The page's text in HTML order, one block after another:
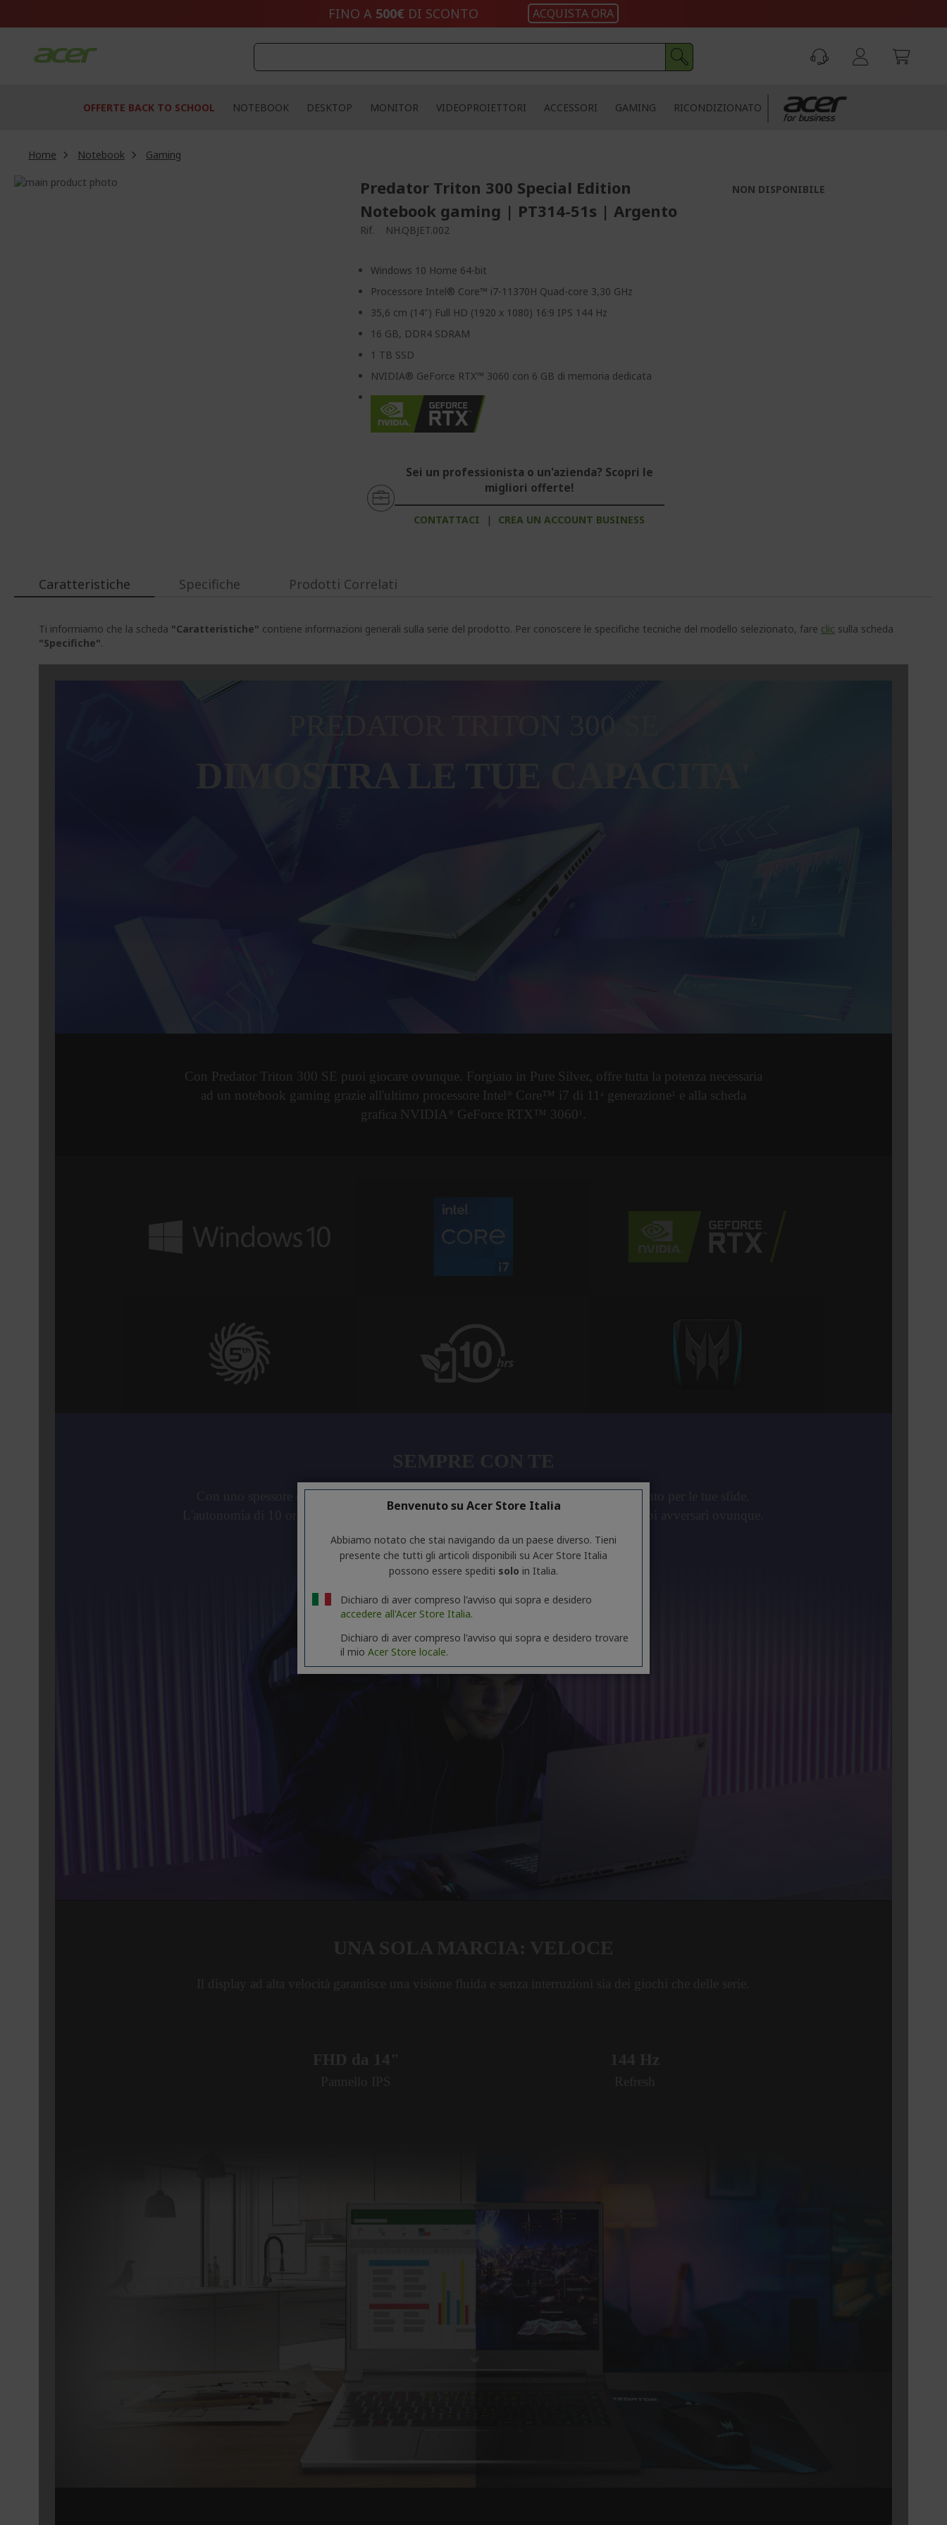
FINO A 500€ DI SCONTO ACQUISTA ORA
OFFERTE BACK TO SCHOOL NOTEBOOK DESKTOP MONITOR VIDEOPROIETTORI ACCESSORI GAMING RICONDIZIONATO
Home Notebook
Gaming
Vai
Predator Triton 300 Special Edition
Notebook gaming | PT314-51s | Argento
Rif. NH.QBJET.002
Windows 10 Home 64-bit
Processore Intel® Core™ i7-11370H Quad-core 3,30 GHz
35,6 cm (14") Full HD (1920 x 1080) 16:9 IPS 144 Hz
16 GB, DDR4 SDRAM
1 TB SSD
NVIDIA® GeForce RTX™ 3060 con 6 GB di memoria dedicata
Sei un professionista o un'azienda? Scopri le
migliori offerte!
CONTATTACI | CREA UN ACCOUNT BUSINESS
NON DISPONIBILE
Caratteristiche
Ti informiamo che la scheda "Caratteristiche" contiene informazioni generali sulla serie del prodotto. Per conoscere le specifiche tecniche del modello selezionato, fare clic sulla scheda
"Specifiche".
Specifiche Prodotti Correlati
Benvenuto su Acer Store Italia
Abbiamo notato che stai navigando da un paese diverso. Tieni
presente che tutti gli articoli disponibili su Acer Store Italia
possono essere spediti solo in Italia.
Dichiaro di aver compreso l'avviso qui sopra e desidero
accedere all'Acer Store Italia.
Dichiaro di aver compreso l'avviso qui sopra e desidero trovare
il mio Acer Store locale.